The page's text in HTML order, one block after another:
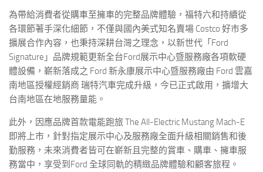
為帶給消費者從購車至擁車的完整品牌體驗，福特六和持續從
各環節著手深化細節，不僅與國內美式知名賣場 Costco 好市多
擴展合作內容，也秉持深耕台灣之理念，以新世代「 Ford
Signature 」品牌規範更新全台Ford展示中心暨服務廠各項軟硬
體設備，嶄新落成之 Ford 新永康展示中心暨服務廠由 Ford 雲嘉
南地區授權經銷商 瑞特汽車完成升級，今已正式啟用，擴增大
台南地區在地服務量能。
此外，因應品牌首款電能跑旅The All-Electric Mustang Mach-E
即將上市，針對指定展示中心及服務廠全面升級相關銷售和後
勤服務，未來消費者皆可在嶄新且完整的賞車、購車、擁車服
務當中，享受到 Ford 全球同軌的精緻品牌體驗和顧客旅程。